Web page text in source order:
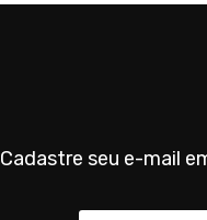
Cadastre seu e-mail